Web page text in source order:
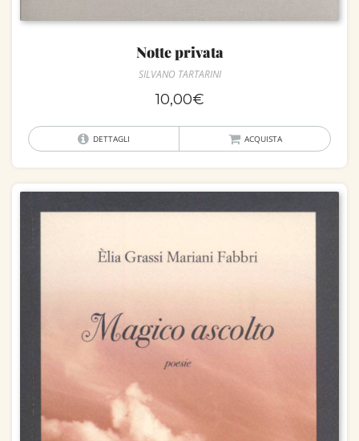
Notte privata
SILVANO TARTARINI
10,00€
DETTAGLI ACQUISTA